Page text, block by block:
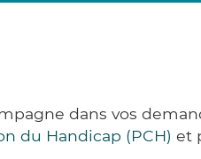
dans vos
du Handicap (PCH) et